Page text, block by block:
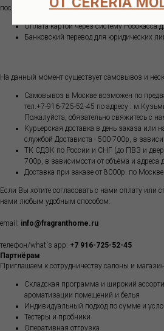
после подтверждения наличия товара на складе):
Оплата картой через систему Робокасса
Банковский перевод для юридических
На данный момент существует самовывоз и
Самовывоз в Москве возможен по
тел.+7-916-725-52-45 по адресу :
Пожалуйста, обязательно свяжитесь с
Курьерская доставка в день заказа или
службой Достависта - 500-700р, в
ТК СДЭК по России и СНГ (до ПВЗ и
700р, в зависимости от объёма и адреса
Доставка при заказе от 8000р. по
Если Вы хотите согласовать с нами оплату или
нами любым удобным способом:
email: info@fragranthome.ru
телефон/what`s app: +7 916-725-52-45
Партнёрам
Приглашаем к сотрудничеству салоны и
Складская программа и широкий
ароматизации помещений и белья
Индивидуальный подход по сумме и
Тестеры и пробники
Оперативная отгрузка